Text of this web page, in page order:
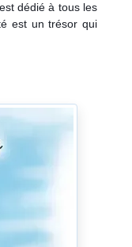
dédié à tous les
est un trésor qui